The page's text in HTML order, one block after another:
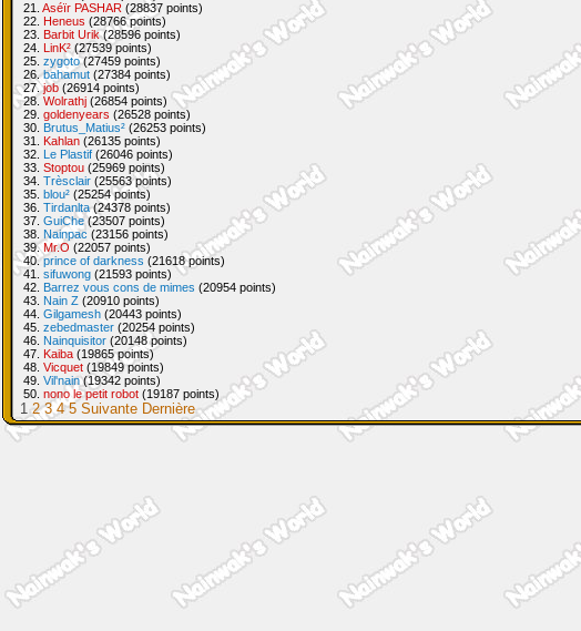
21. Aséïr PASHAR (28837 points)
22. Heneus (28766 points)
23. Barbit Urik(28596 points)
24. LinK² (27539 points)
25. zygoto(27459 points)
26.bahamut (27384 points)
27.job (26914 points)
28. Wolrathj (26854 points)
29. goldenyears (26528 points)
30. Brutus_Matius² (26253 points)
31. Kahlan (26135 points)
32. Le Plastif (26046 points)
33. Stoptou (25969 points)
34. Trèsclair (25563 points)
35. blou² (25254 points)
36. Tirdanlta(24378 points)
37. GuiChe (23507 points)
38. Nainpac (23156 points)
39.Mr.O (22057 points)
40.prince of darkness (21618 points)
41. sifuwong (21593 points)
42. Barrez vous cons de mimes (20954 points)
43. Nain Z (20910 points)
44. Gilgamesh (20443 points)
45. zebedmaster (20254 points)
46. Nainquisitor (20148 points)
47. Kaiba (19865 points)
48. Vicquet (19849 points)
49. Vil'nain(19342 points)
50. nono le petit robot (19187 points)
1 2 3 4 5 Suivante Dernière